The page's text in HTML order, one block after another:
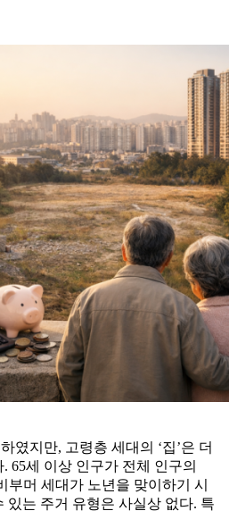
였지만, 고령층 세대의 ‘집’은 더
65세 이상 인구가 전체 인구의
부머 세대가 노년을 맞이하기 시
있는 주거 유형은 사실상 없다. 특